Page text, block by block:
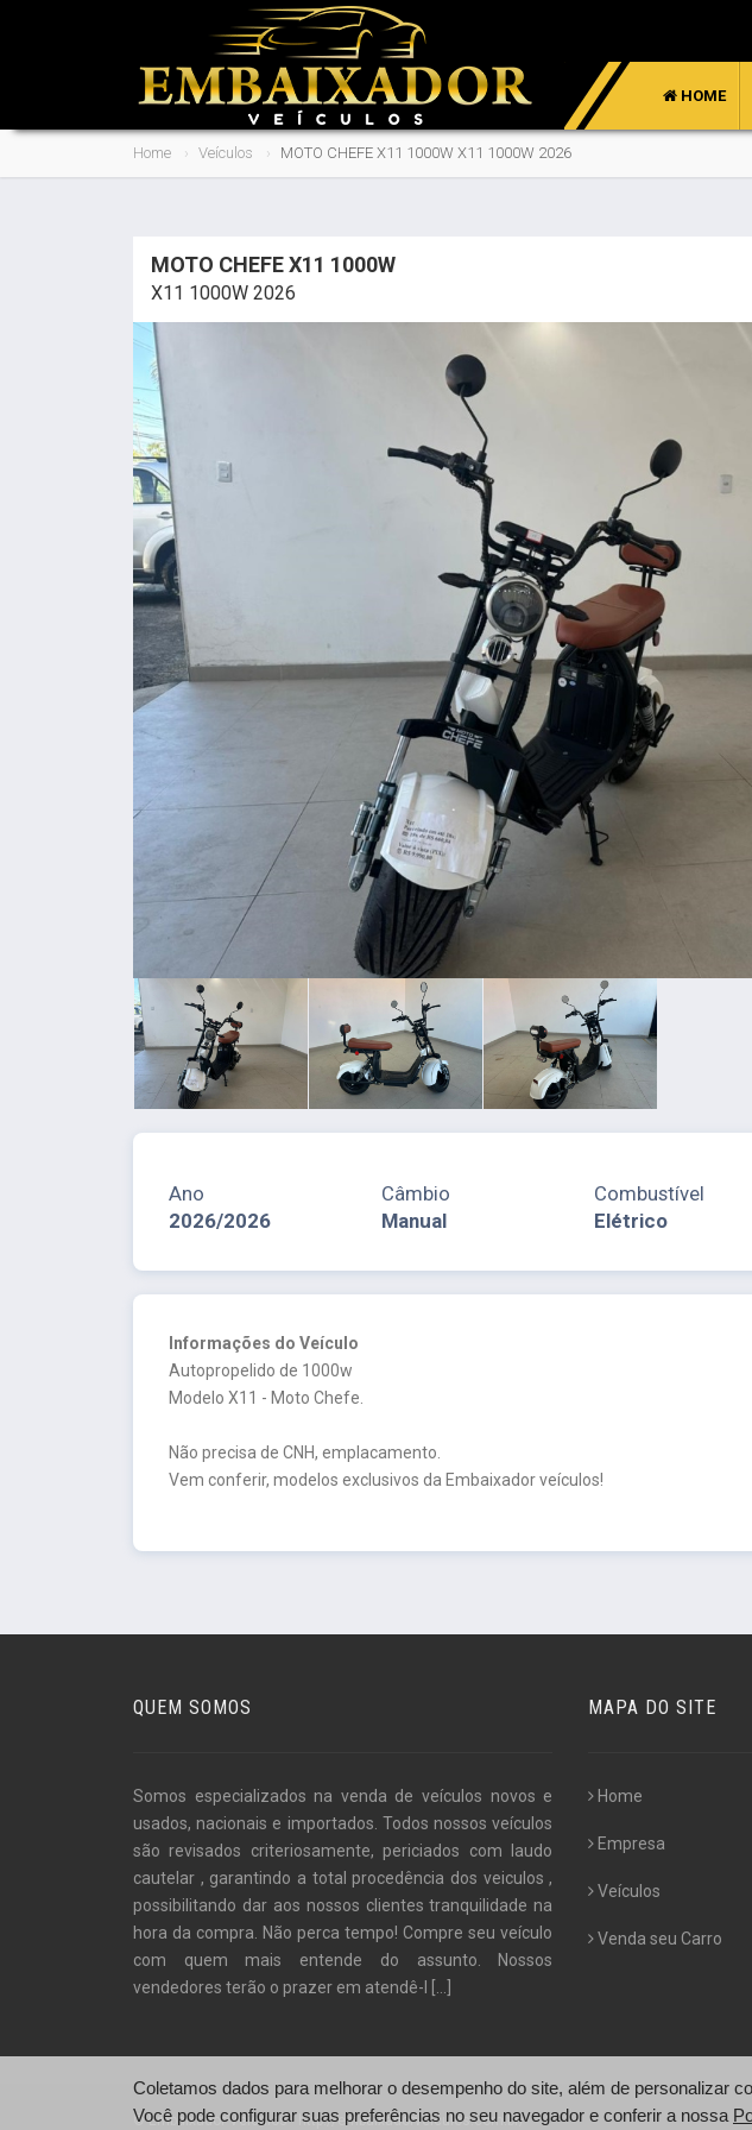
HOME
Home Veículos MOTO CHEFE X11 1000W X11 1000W 2026
MOTO CHEFE X11 1000W
X11 1000W 2026
Ano
2026/2026
Câmbio
Manual
Combustível
Elétrico
Informações do Veículo
Autopropelido de 1000w
Modelo X11 - Moto Chefe.
Não precisa de CNH, emplacamento.
Vem conferir, modelos exclusivos da Embaixador veículos!
QUEM SOMOS
Somos especializados na venda de veículos novos e
usados, nacionais e importados. Todos nossos veículos
são revisados criteriosamente, periciados com laudo
cautelar , garantindo a total procedência dos veiculos ,
possibilitando dar aos nossos clientes tranquilidade na
hora da compra. Não perca tempo! Compre seu veículo
com quem mais entende do assunto. Nossos
vendedores terão o prazer em atendê-l
MAPA DO SITE
Home
Empresa
Veículos
Venda seu Carro
© Embaixador Veículos - http://embaixadorveiculos.com.br/
Coletamos dados para melhorar o desempenho do site, além de personalizar
Você pode configurar suas preferências no seu navegador e conferir a nossa